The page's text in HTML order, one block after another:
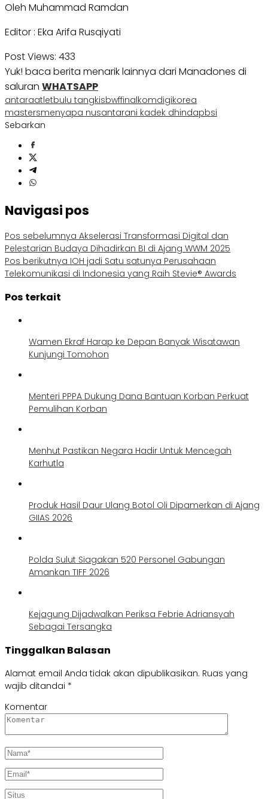
Oleh Muhammad Ramdan
Editor : Eka Arifa Rusqiyati
Post Views: 433
Yuk! baca berita menarik lainnya dari Manadones di
saluran WHATSAPP
antaraatletbulu tangkisbwffinalkomdigikorea
mastersmenyapa nusantarani kadek dhindapbsi
Sebarkan
Navigasi pos
Pos sebelumnya Akselerasi Transformasi Digital dan
Pelestarian Budaya Dihadirkan BI di Ajang WWM 2025
Pos berikutnya IOH jadi Satu satunya Perusahaan
Telekomunikasi di Indonesia yang Raih Stevie® Awards
Pos terkait
Wamen Ekraf Harap ke Depan Banyak Wisatawan
Kunjungi Tomohon
Menteri PPPA Dukung Dana Bantuan Korban Perkuat
Pemulihan Korban
Menhut Pastikan Negara Hadir Untuk Mencegah
Karhutla
Produk Hasil Daur Ulang Botol Oli Dipamerkan di Ajang
GIIAS 2026
Polda Sulut Siagakan 520 Personel Gabungan
Amankan TIFF 2026
Kejagung Dijadwalkan Periksa Febrie Adriansyah
Sebagai Tersangka
Tinggalkan Balasan
Alamat email Anda tidak akan dipublikasikan. Ruas yang
wajib ditandai *
Komentar